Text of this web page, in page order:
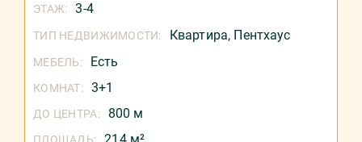
ЭТАЖ: 3-4
ТИП НЕДВИЖИМОСТИ: Квартира, Пентхаус
МЕБЕЛЬ: Есть
КОМНАТ: 3+1
ДО ЦЕНТРА: 800 м